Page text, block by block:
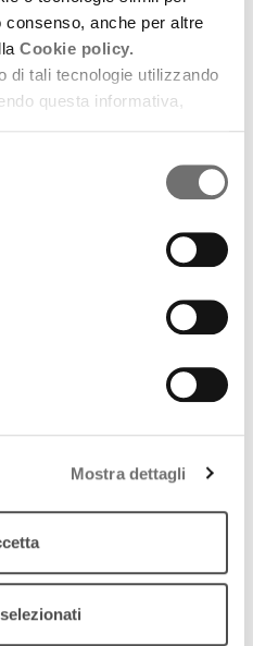
anche per altre
Cookie policy.
di tali tecnologie utilizzando
questa informativa,
Mostra dettagli
Festival